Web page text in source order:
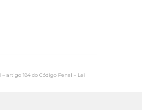
artigo 184 do Código Penal – Lei